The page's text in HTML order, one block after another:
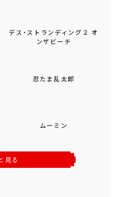
デス・ストランディング２ オ
ンザビーチ
忍たま乱太郎
ムーミン
見る